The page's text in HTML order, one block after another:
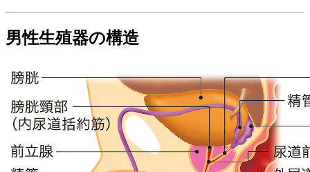
男性生殖器の構造